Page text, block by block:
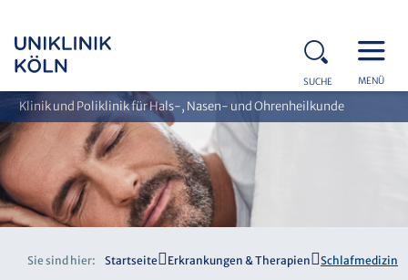
SUCHE MENÜ
Klinik und Poliklinik für Hals-, Nasen- und Ohrenheilkunde
Sie sind hier: Startseite Erkrankungen & Therapien Schlafmedizin